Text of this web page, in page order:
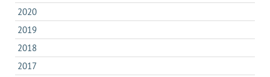
2020
2019
2018
2017